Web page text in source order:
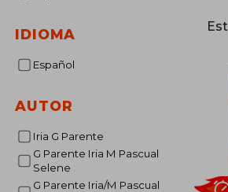
IDIOMA
Español
AUTOR
Iria G Parente
G Parente Iria M Pascual
Selene
G Parente Iria/M Pascual